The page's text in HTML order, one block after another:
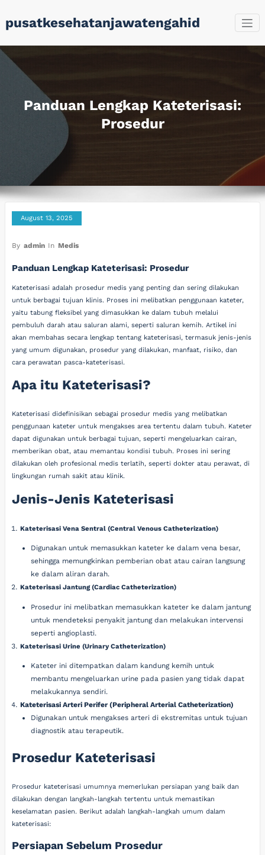
to
content
pusatkesehatanjawatengahid
Panduan Lengkap Kateterisasi:
Prosedur
August 13, 2025
By admin In Medis
Panduan Lengkap Kateterisasi: Prosedur
Kateterisasi adalah prosedur medis yang penting dan sering dilakukan
untuk berbagai tujuan klinis. Proses ini melibatkan penggunaan kateter,
yaitu tabung fleksibel yang dimasukkan ke dalam tubuh melalui
pembuluh darah atau saluran alami, seperti saluran kemih. Artikel ini
akan membahas secara lengkap tentang kateterisasi, termasuk jenis-jenis
yang umum digunakan, prosedur yang dilakukan, manfaat, risiko, dan
cara perawatan pasca-kateterisasi.
Apa itu Kateterisasi?
Kateterisasi didefinisikan sebagai prosedur medis yang melibatkan
penggunaan kateter untuk mengakses area tertentu dalam tubuh. Kateter
dapat digunakan untuk berbagai tujuan, seperti mengeluarkan cairan,
memberikan obat, atau memantau kondisi tubuh. Proses ini sering
dilakukan oleh profesional medis terlatih, seperti dokter atau perawat, di
lingkungan rumah sakit atau klinik.
Jenis-Jenis Kateterisasi
Kateterisasi Vena Sentral (Central Venous Catheterization)
Digunakan untuk memasukkan kateter ke dalam vena besar,
sehingga memungkinkan pemberian obat atau cairan langsung
ke dalam aliran darah.
Kateterisasi Jantung (Cardiac Catheterization)
Prosedur ini melibatkan memasukkan kateter ke dalam jantung
untuk mendeteksi penyakit jantung dan melakukan intervensi
seperti angioplasti.
Kateterisasi Urine (Urinary Catheterization)
Kateter ini ditempatkan dalam kandung kemih untuk
membantu mengeluarkan urine pada pasien yang tidak dapat
melakukannya sendiri.
Kateterisasi Arteri Perifer (Peripheral Arterial Catheterization)
Digunakan untuk mengakses arteri di ekstremitas untuk tujuan
diagnostik atau terapeutik.
Prosedur Kateterisasi
Prosedur kateterisasi umumnya memerlukan persiapan yang baik dan
dilakukan dengan langkah-langkah tertentu untuk memastikan
keselamatan pasien. Berikut adalah langkah-langkah umum dalam
kateterisasi:
Persiapan Sebelum Prosedur